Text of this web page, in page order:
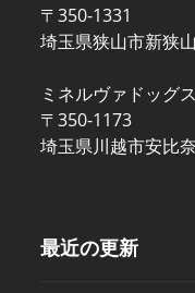
〒350-1331
埼玉県狭山市新狭
ミネルヴァドッグ
〒350-1173
埼玉県川越市安比
最近の更新